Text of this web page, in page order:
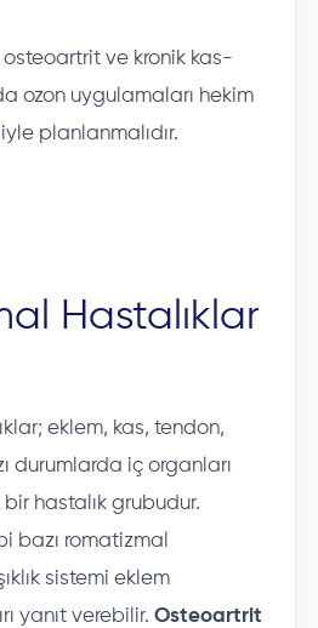
ve kronik kas-
ozon uygulamaları hekim
planlanmalıdır.
Hastalıklar
eklem, kas, tendon,
durumlarda iç organları
hastalık grubudur.
bazı romatizmal
sistemi eklem
yanıt verebilir. Osteoartrit